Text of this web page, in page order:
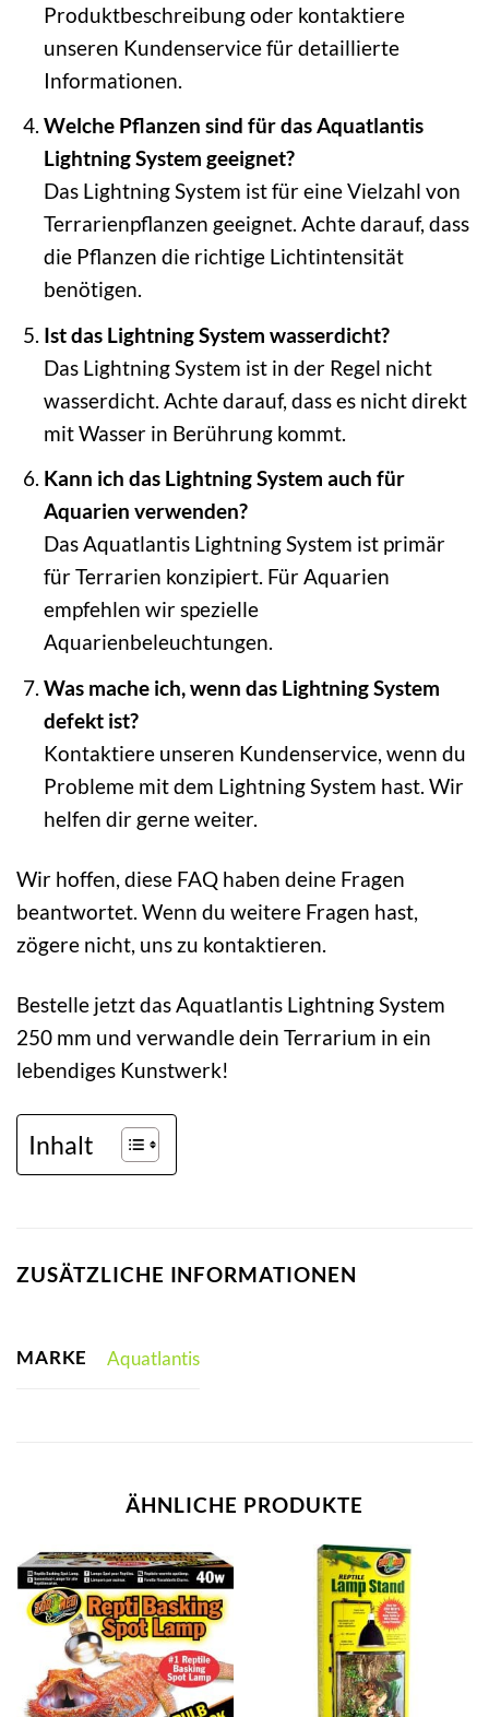
Produktbeschreibung oder kontaktiere
unseren Kundenservice für detaillierte
Informationen.
Welche Pflanzen sind für das Aquatlantis
Lightning System geeignet?
Das Lightning System ist für eine Vielzahl von
Terrarienpflanzen geeignet. Achte darauf, dass
die Pflanzen die richtige Lichtintensität
benötigen.
Ist das Lightning System wasserdicht?
Das Lightning System ist in der Regel nicht
wasserdicht. Achte darauf, dass es nicht direkt
mit Wasser in Berührung kommt.
Kann ich das Lightning System auch für
Aquarien verwenden?
Das Aquatlantis Lightning System ist primär
für Terrarien konzipiert. Für Aquarien
empfehlen wir spezielle
Aquarienbeleuchtungen.
Was mache ich, wenn das Lightning System
defekt ist?
Kontaktiere unseren Kundenservice, wenn du
Probleme mit dem Lightning System hast. Wir
helfen dir gerne weiter.
Wir hoffen, diese FAQ haben deine Fragen
beantwortet. Wenn du weitere Fragen hast,
zögere nicht, uns zu kontaktieren.
Bestelle jetzt das Aquatlantis Lightning System
250 mm und verwandle dein Terrarium in ein
lebendiges Kunstwerk!
Inhalt
ZUSÄTZLICHE INFORMATIONEN
MARKE Aquatlantis
ÄHNLICHE PRODUKTE